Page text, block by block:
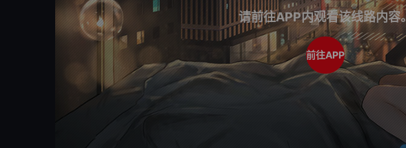
请前往APP内观看该线路内容。
前往APP